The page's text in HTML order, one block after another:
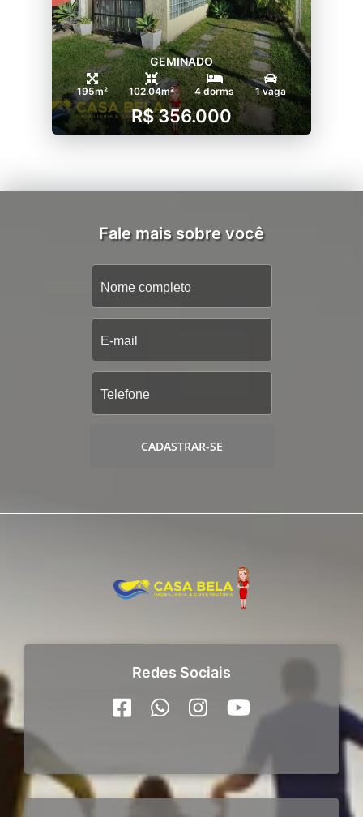
GEMINADO
195m² 102.04m² 4 dorms 1 vaga
R$ 356.000
Fale mais sobre você
CADASTRAR-SE
Redes Sociais